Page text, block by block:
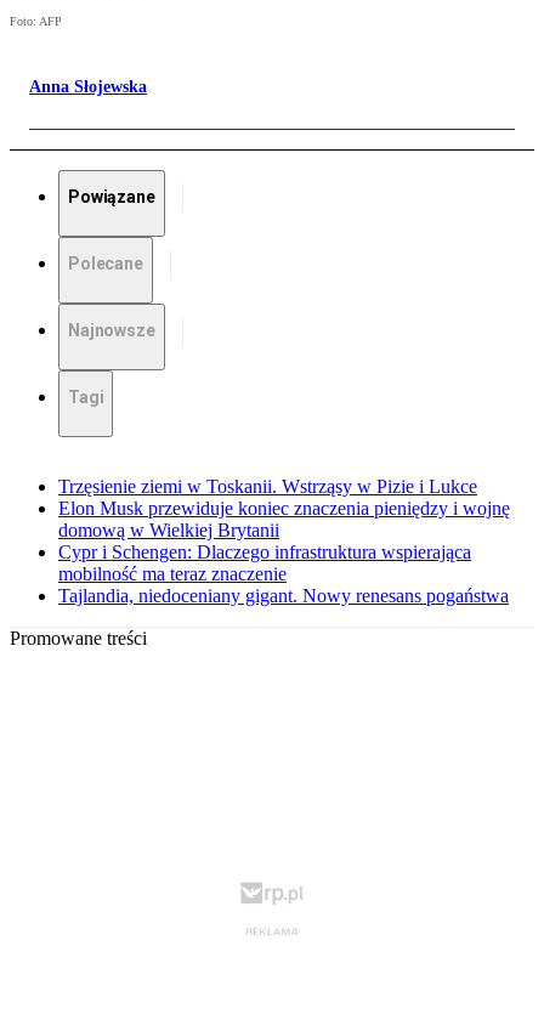
Foto: AFP
Anna Słojewska
Powiązane
Polecane
Najnowsze
Tagi
Trzęsienie ziemi w Toskanii. Wstrząsy w Pizie i Lukce
Elon Musk przewiduje koniec znaczenia pieniędzy i wojnę
domową w Wielkiej Brytanii
Cypr i Schengen: Dlaczego infrastruktura wspierająca
mobilność ma teraz znaczenie
Tajlandia, niedoceniany gigant. Nowy renesans pogaństwa
Promowane treści